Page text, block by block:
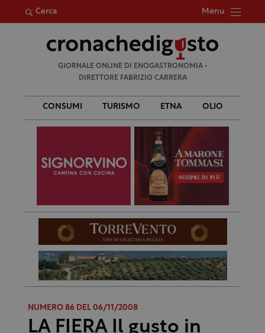
Cerca Menu
per:
GIORNALE ONLINE DI ENOGASTRONOMIA •
DIRETTORE FABRIZIO CARRERA
CONSUMI TURISMO ETNA OLIO
NUMERO 86 DEL 06/11/2008
LA FIERA Il gusto in